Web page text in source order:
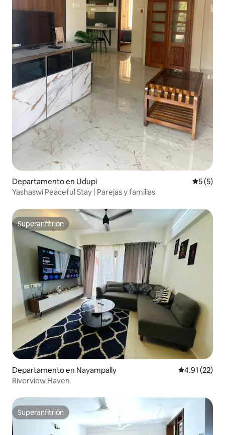
Departamento en Udupi
5 (5)
Yashaswi Peaceful Stay | Parejas y familias
Superanfitrión
Superanfitrión
Departamento en Nayampally Calificación
4.91 (22)
Riverview Haven
Superanfitrión
Superanfitrión